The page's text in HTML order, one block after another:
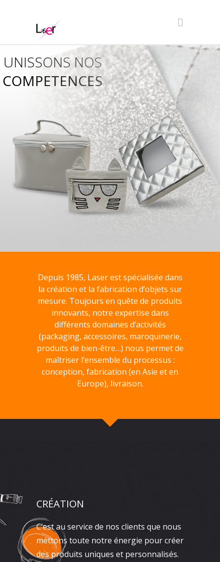
COMPETENCES
UNISSONS NOS
Depuis 1985, Laser est spécialisée dans
la création et la fabrication d’objets sur
mesure. Toujours en quête de produits
innovants, notre expertise dans
différents domaines d’activités
(packaging, accessoires, maroquinerie,
produits de bien-être…) nous permet de
maîtriser l’ensemble du processus :
conception, fabrication (en Asie et en
Europe), livraison.
CRÉATION
C’est au service de nos clients que nous
mettons toute notre énergie pour créer
des produits uniques et personnalisés.